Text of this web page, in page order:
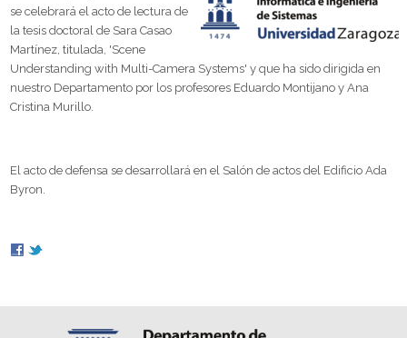
se celebrará el acto de lectura de
la tesis doctoral de Sara Casao
Martínez, titulada, 'Scene
Understanding with Multi-Camera Systems' y que ha sido dirigida en
nuestro Departamento por los profesores Eduardo Montijano y Ana
Cristina Murillo.
El acto de defensa se desarrollará en el Salón de actos del Edificio Ada
Byron.